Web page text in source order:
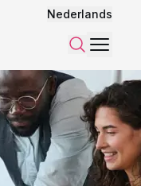
Nederlands
ZoekenMenu